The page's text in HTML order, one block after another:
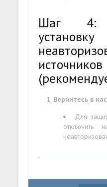
Шаг 4:
источников
Вернитесь в
Для
отключить